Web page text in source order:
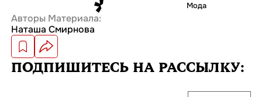
Мода
Авторы Материала:
Наташа Смирнова
ПОДПИШИТЕСЬ НА РАССЫЛКУ: